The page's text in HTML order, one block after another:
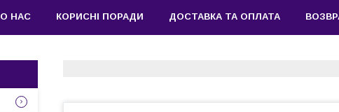
О НАС КОРИСНІ ПОРАДИ ДОСТАВКА ТА ОПЛАТА